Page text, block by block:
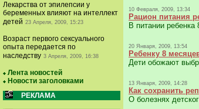
Лекарства от эпилепсии у
беременных влияют на интеллект
детей 23 Апреля, 2009, 15:23
Возраст первого сексуального
опыта передается по
наследству 3 Апреля, 2009, 16:38
Лента новостей
Новости заголовками
РЕКЛАМА
10 Февраля, 2009, 13:34
Рацион питания
В питании
20 Января, 2009, 13:54
Ребенку 8
Дети обожают
13 Января, 2009, 14:28
Как сохранить
О болезнях